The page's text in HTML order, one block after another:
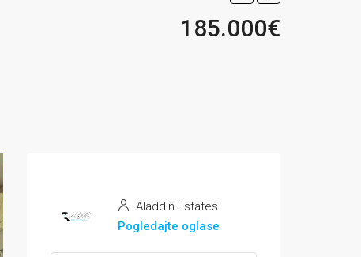
185.000€
Aladdin Estates
Pogledajte oglase